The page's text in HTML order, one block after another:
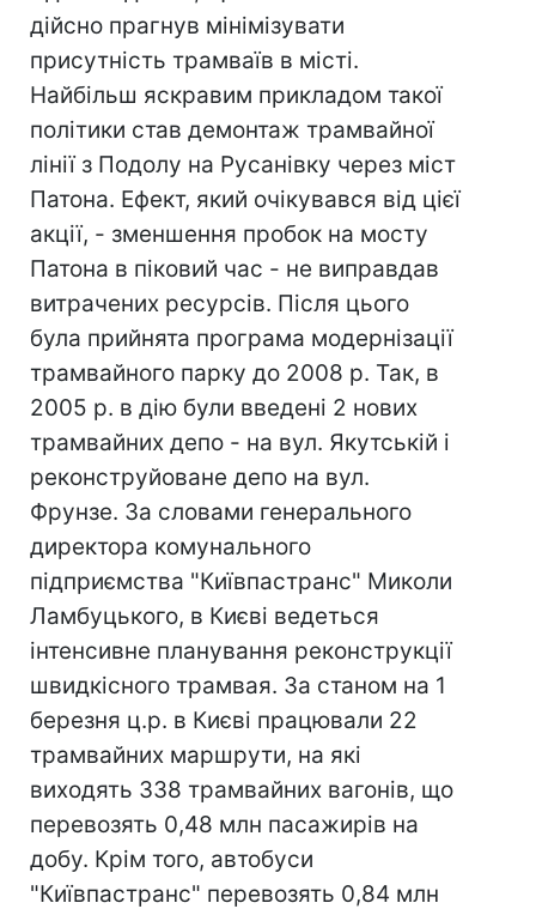
дійсно прагнув мінімізувати
присутність трамваїв в місті.
Найбільш яскравим прикладом такої
політики став демонтаж трамвайної
лінії з Подолу на Русанівку через міст
Патона. Ефект, який очікувався від цієї
акції, - зменшення пробок на мосту
Патона в піковий час - не виправдав
витрачених ресурсів. Після цього
була прийнята програма модернізації
трамвайного парку до 2008 р. Так, в
2005 р. в дію були введені 2 нових
трамвайних депо - на вул. Якутській і
реконструйоване депо на вул.
Фрунзе. За словами генерального
директора комунального
підприємства "Київпастранс" Миколи
Ламбуцького, в Києві ведеться
інтенсивне планування реконструкції
швидкісного трамвая. За станом на 1
березня ц.р. в Києві працювали 22
трамвайних маршрути, на які
виходять 338 трамвайних вагонів, що
перевозять 0,48 млн пасажирів на
добу. Крім того, автобуси
"Київпастранс" перевозять 0,84 млн